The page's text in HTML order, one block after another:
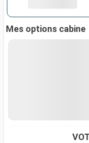
Mes options cabine